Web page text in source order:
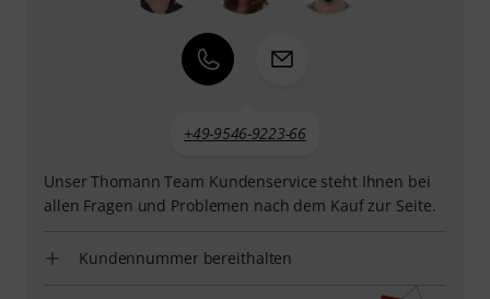
+49-9546-9223-66
Unser Thomann Team Kundenservice steht Ihnen bei
allen Fragen und Problemen nach dem Kauf zur Seite.
Kundennummer bereithalten